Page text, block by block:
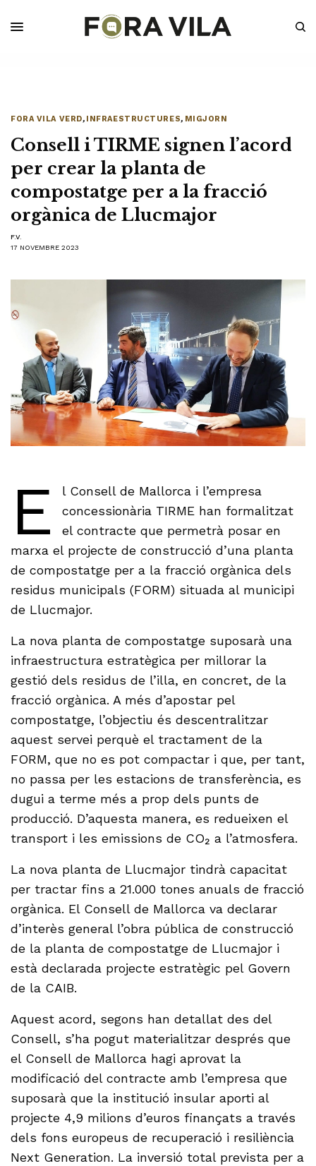
FORA VILA VERD, INFRAESTRUCTURES, MIGJORN
Consell i TIRME signen l’acord
per crear la planta de
compostatge per a la fracció
orgànica de Llucmajor
F.V.
17 NOVEMBRE 2023
E
l Consell de Mallorca i l’empresa
concessionària TIRME han formalitzat
el contracte que permetrà posar en
marxa el projecte de construcció d’una planta
de compostatge per a la fracció orgànica dels
residus municipals (FORM) situada al municipi
de Llucmajor.
La nova planta de compostatge suposarà una
infraestructura estratègica per millorar la
gestió dels residus de l’illa, en concret, de la
fracció orgànica. A més d’apostar pel
compostatge, l’objectiu és descentralitzar
aquest servei perquè el tractament de la
FORM, que no es pot compactar i que, per tant,
no passa per les estacions de transferència, es
dugui a terme més a prop dels punts de
producció. D’aquesta manera, es redueixen el
transport i les emissions de CO₂ a l’atmosfera.
La nova planta de Llucmajor tindrà capacitat
per tractar fins a 21.000 tones anuals de fracció
orgànica. El Consell de Mallorca va declarar
d’interès general l’obra pública de construcció
de la planta de compostatge de Llucmajor i
està declarada projecte estratègic pel Govern
de la CAIB.
Aquest acord, segons han detallat des del
Consell, s’ha pogut materialitzar després que
el Consell de Mallorca hagi aprovat la
modificació del contracte amb l’empresa que
suposarà que la institució insular aporti al
projecte 4,9 milions d’euros finançats a través
dels fons europeus de recuperació i resiliència
Next Generation. La inversió total prevista per a